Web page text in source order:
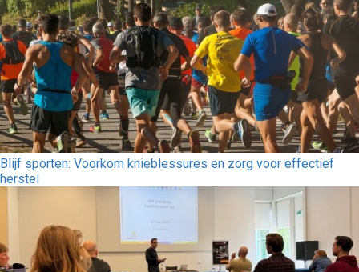
Blijf sporten: Voorkom knieblessures en zorg voor effectief
herstel